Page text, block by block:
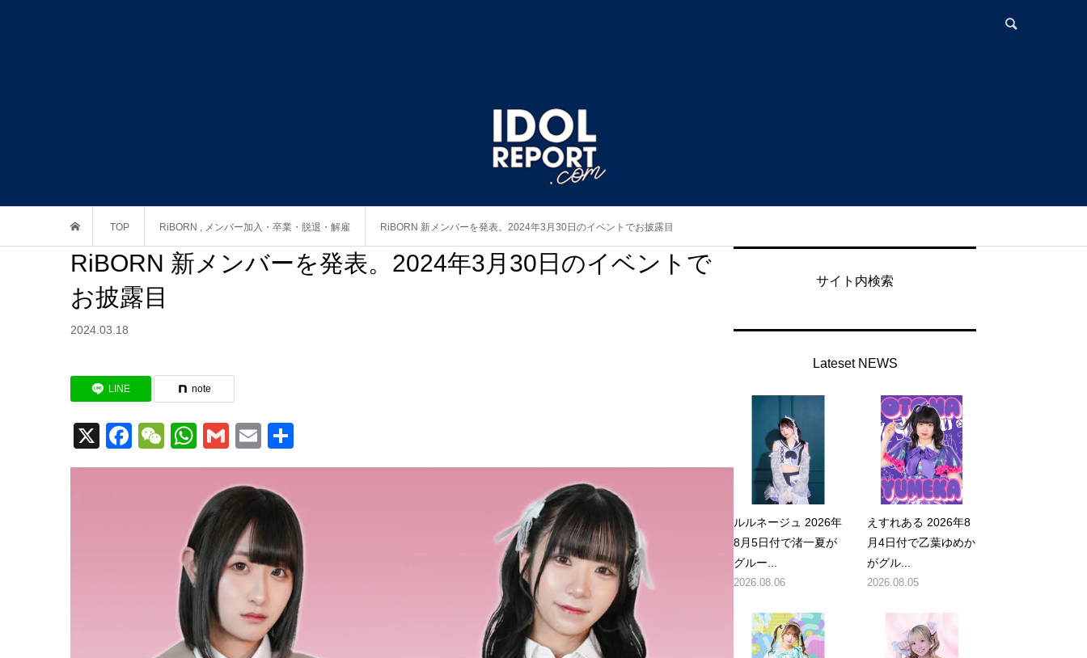
TOP RiBORN , メンバー加入・卒業・脱退・解雇 RiBORN 新メンバーを発表。2024年3月30日のイベントでお披露目
RiBORN 新メンバーを発表。2024年3月30日のイベントで
お披露目
2024.03.18
LINE note
X Facebook
WeChat
WhatsApp
GmailEmail
有
サイト内検索
Lateset NEWS
ルルネージュ 2026年
8月5日付で渚一夏が
グルー...
2026.08.06
えすれある 2026年8
月4日付で乙葉ゆめか
がグル...
2026.08.05